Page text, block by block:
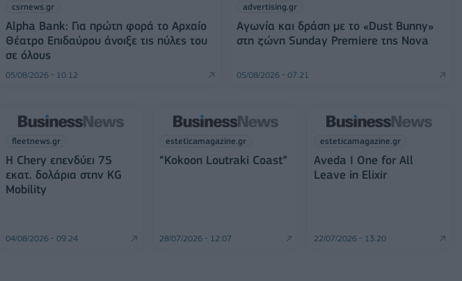
csrnews.gr
Alpha Bank: Για πρώτη φορά το Αρχαίο
Θέατρο Επιδαύρου άνοιξε τις πύλες του
σε όλους
05/08/2026 - 10:12
advertising.gr
Αγωνία και δράση με το «Dust Bunny»
στη ζώνη Sunday Premiere της Nova
05/08/2026 - 07:21
fleetnews.gr
Η Chery επενδύει 75
εκατ. δολάρια στην KG
Mobility
04/08/2026 - 09:24
esteticamagazine.gr
“Kokoon Loutraki Coast”
28/07/2026 - 12:07
esteticamagazine.gr
Aveda I One for All
Leave in Elixir
22/07/2026 - 13:20